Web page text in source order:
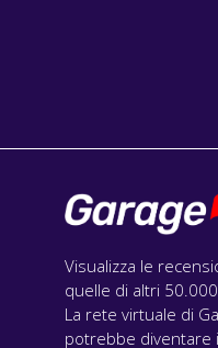
Visualizza le
quelle di altri
La rete virtuale di
potrebbe diventare